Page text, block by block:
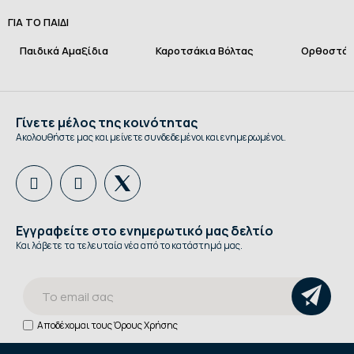
ΓΙΑ ΤΟ ΠΑΙΔΙ
Παιδικά Αμαξίδια
Καροτσάκια Βόλτας
Γίνετε μέλος της κοινότητας
Ακολουθήστε μας και μείνετε συνδεδεμένοι και ενημερωμένοι.
Εγγραφείτε στο ενημερωτικό μας δελτίο
Και λάβετε τα τελευταία νέα από το κατάστημά μας.
Αποδέχομαι τουςΌρους Χρήσης